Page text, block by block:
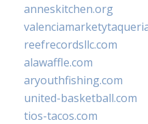
anneskitchen.org
reefrecordsllc.com
alawaffle.com
aryouthfishing.com
united-basketball.com
tios-tacos.com